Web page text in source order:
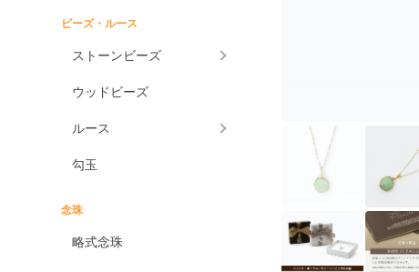
ビーズ・ルース
ストーンビーズ
ウッドビーズ
ルース
勾玉
念珠
略式念珠